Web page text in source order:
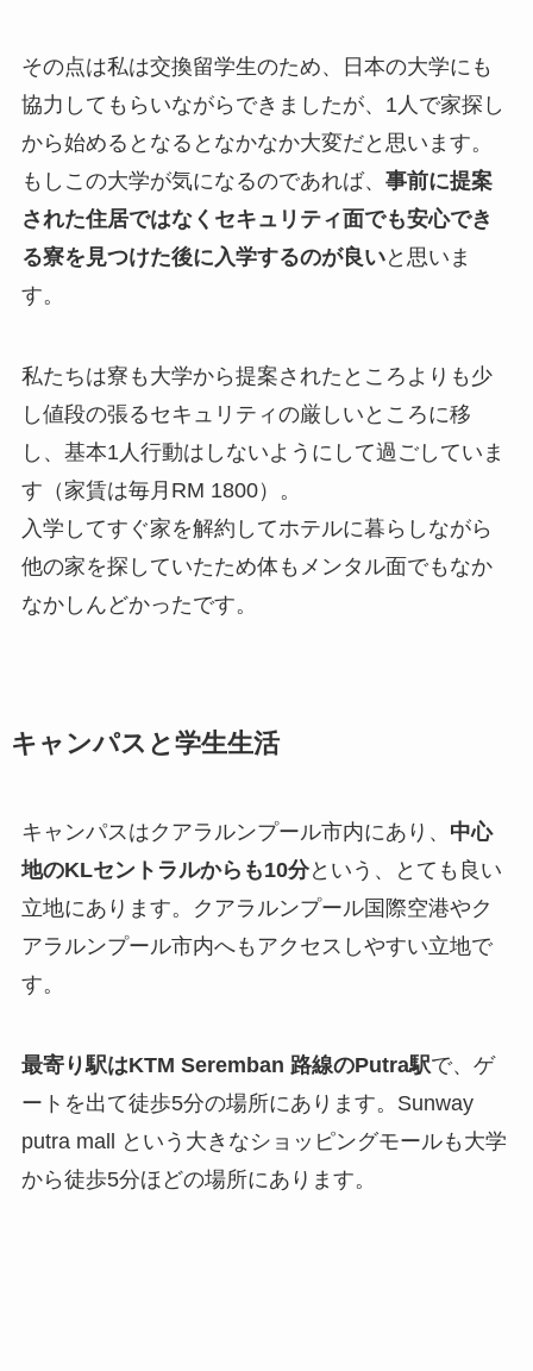
その点は私は交換留学生のため、日本の大学にも
協力してもらいながらできましたが、1人で家探し
から始めるとなるとなかなか大変だと思います。
もしこの大学が気になるのであれば、 事前に提案
された住居ではなくセキュリティ面でも安心でき
る寮を見つけた後に入学するのが良いと思いま
す。
私たちは寮も大学から提案されたところよりも少
し値段の張るセキュリティの厳しいところに移
し、基本1人行動はしないようにして過ごしていま
す（家賃は毎月RM 1800）。
入学してすぐ家を解約してホテルに暮らしながら
他の家を探していたため体もメンタル面でもなか
なかしんどかったです。
キャンパスと学生生活
キャンパスはクアラルンプール市内にあり、 中心
地のKLセントラルからも10分という、とても良い
立地にあります。クアラルンプール国際空港やク
アラルンプール市内へもアクセスしやすい立地で
す。
最寄り駅はKTM Seremban 路線のPutra駅で、ゲ
ートを出て徒歩5分の場所にあります。Sunway
putra mall という大きなショッピングモールも大学
から徒歩5分ほどの場所にあります。